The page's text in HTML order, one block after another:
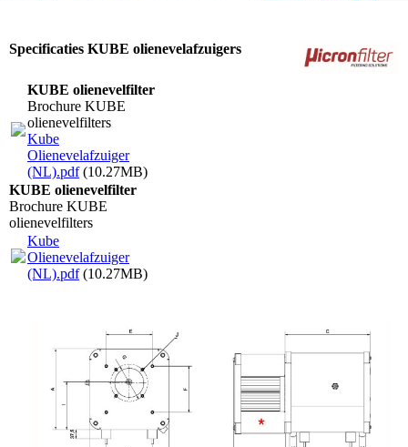
Specificaties KUBE olienevelafzuigers
KUBE olienevelfilter
Brochure KUBE
olienevelfilters
Kube
Olienevelafzuiger
(NL).pdf(10.27MB)
KUBE olienevelfilter
Brochure KUBE
olienevelfilters
Kube
Olienevelafzuiger
(NL).pdf(10.27MB)